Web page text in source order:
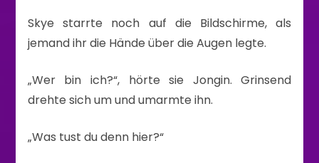
Skye starrte noch auf die Bildschirme, als
jemand ihr die Hände über die Augen legte.
„Wer bin ich?“, hörte sie Jongin. Grinsend
drehte sich um und umarmte ihn.
„Was tust du denn hier?“